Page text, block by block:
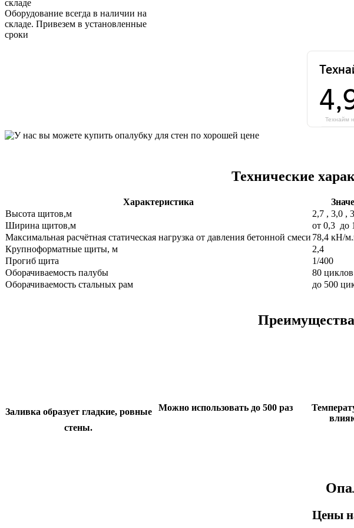
складе
Оборудование всегда в наличии на
складе. Привезем в установленные
сроки
Технайм
Технические
Характеристика
Высота щитов,м
2,7 , 3,0 ,
Ширина щитов,м
от 0,3 до
Максимальная расчётная статическая нагрузка от давления бетонной смеси 78,4 кН/
Крупноформатные щиты, м
2,4
Прогиб щита
1/400
Оборачиваемость палубы
80 циклов
Оборачиваемость стальных рам
до 500
Заливка образует гладкие, ровные
стены.
Можно использовать до 500 раз
Цены